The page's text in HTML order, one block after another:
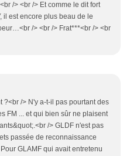
/> <br /> Et comme le dit fort
il est encore plus beau de le
/> <br /> Frat***<br /> <br
?<br /> N'y a-t-il pas pourtant des
FM ... et qui bien sûr ne plaisent
/> GLDF n'est pas
passée de reconnaissance
GLAMF qui avait entretenu